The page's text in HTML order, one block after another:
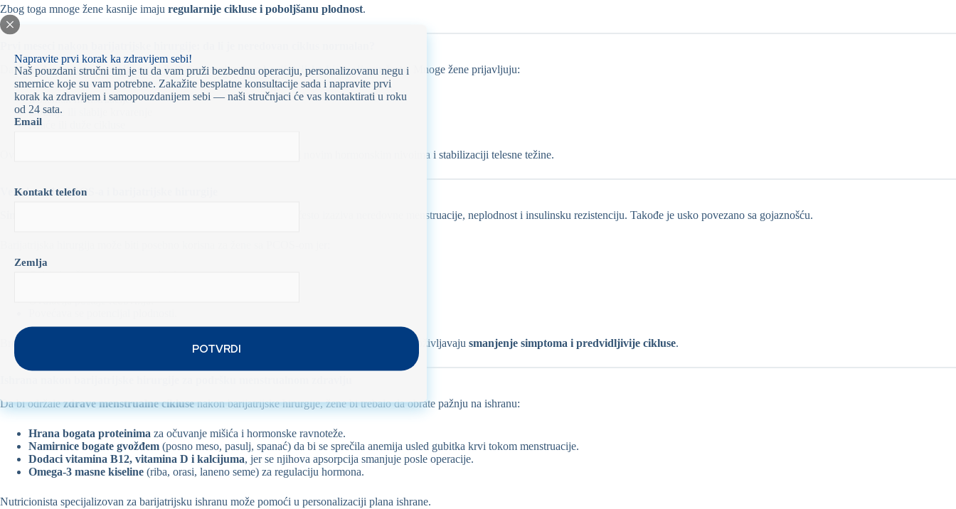
Napravite prvi korak ka zdravijem sebi!
Naš pouzdani stručni tim je tu da vam pruži bezbednu operaciju, personalizovanu negu i
smernice koje su vam potrebne. Zakažite besplatne konsultacije sada i napravite prvi
korak ka zdravijem i samopouzdanijem sebi — naši stručnjaci će vas kontaktirati u roku
od 24 sata.
Email
Kontakt telefon
Zemlja
Zbog toga mnoge žene kasnije imaju regularnije cikluse i poboljšanu plodnost.
Da,neredovne menstruacije u prvih 3–6 meseci nakonbarijatrijske hirurgijesu česte. Mnoge žene prijavljuju:
Izostanak menstruacije
Obilnije ili slabije krvarenje
Kraće ili duže cikluse
Ove oscilacije su privremene i obično nestaju kada se telo prilagodi novim hormonskim nivoima i stabilizaciji telesne težine.
Veza između PCOS-a i barijatrijske hirurgije
je hormonsko stanje koje često izaziva neredovne menstruacije, neplodnost i insulinsku rezistenciju. Takođe je usko povezano sa gojaznošću.
Brojne studije pokazuju da žene sa PCOS-om koje se podvrgnu barijatrijskoj hirurgiji često doživljavaju smanjenje simptoma i predvidljivije cikluse.
Da bi održalezdrave menstrualne ciklusenakon barijatrijske hirurgije, žene bi trebalo da obrate pažnju na ishranu:
Hrana bogata proteinima za očuvanje mišića i hormonske ravnoteže.
Namirnice bogate gvožđem (posno meso, pasulj, spanać) da bi se sprečila anemija usled gubitka krvi tokom menstruacije.
Dodaci vitamina B12, vitamina D i kalcijuma, jer se njihova apsorpcija smanjuje posle operacije.
Omega-3 masne kiseline (riba, orasi, laneno seme) za regulaciju hormona.
Nutricionista specijalizovan za barijatrijsku ishranu može pomoći u personalizaciji plana ishrane.